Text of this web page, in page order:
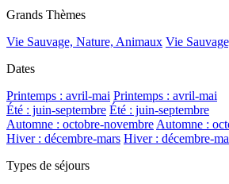
Grands Thèmes
Vie Sauvage, Nature, Animaux Vie
Dates
Printemps : avril-mai Printemps : avril-mai
Été : juin-septembre Été : juin-septembre
Automne : octobre-novembre Automne :
Hiver : décembre-mars Hiver : décembre-
Types de séjours